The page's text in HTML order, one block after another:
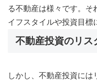
る不動産は様々です。そ
イフスタイルや投資目標
不動産投資のリス
しかし、不動産投資に